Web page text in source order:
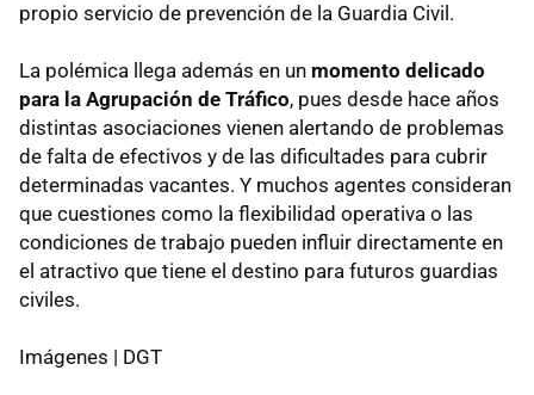
propio servicio de prevención de la Guardia Civil.
La polémica llega además en un momento delicado
para la Agrupación de Tráfico, pues desde hace años
distintas asociaciones vienen alertando de problemas
de falta de efectivos y de las dificultades para cubrir
determinadas vacantes. Y muchos agentes consideran
que cuestiones como la flexibilidad operativa o las
condiciones de trabajo pueden influir directamente en
el atractivo que tiene el destino para futuros guardias
civiles.
Imágenes | DGT